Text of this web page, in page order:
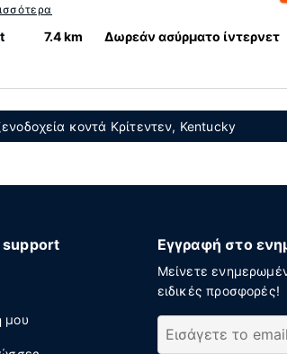
7.4 km Δωρεάν ασύρματο ίντερνετ
κοντά Κρίτεντεν, Kentucky
support
μου
Εγγραφή στο
Μείνετε
ειδικές προσφορές!